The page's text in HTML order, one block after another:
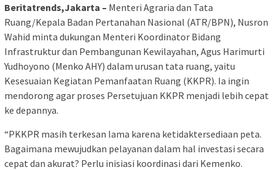
Beritatrends,Jakarta – Menteri Agraria dan Tata
Ruang/Kepala Badan Pertanahan Nasional (ATR/BPN), Nusron
Wahid minta dukungan Menteri Koordinator Bidang
Infrastruktur dan Pembangunan Kewilayahan, Agus Harimurti
Yudhoyono (Menko AHY) dalam urusan tata ruang, yaitu
Kesesuaian Kegiatan Pemanfaatan Ruang (KKPR). Ia ingin
mendorong agar proses Persetujuan KKPR menjadi lebih cepat
ke depannya.
“PKKPR masih terkesan lama karena ketidaktersediaan peta.
Bagaimana mewujudkan pelayanan dalam hal investasi secara
cepat dan akurat? Perlu inisiasi koordinasi dari Kemenko.